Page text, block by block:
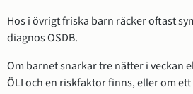
Hos i övrigt friska barn räcker oftast
diagnos OSDB.
Om barnet snarkar tre nätter i veckan
ÖLI och en riskfaktor finns, eller om